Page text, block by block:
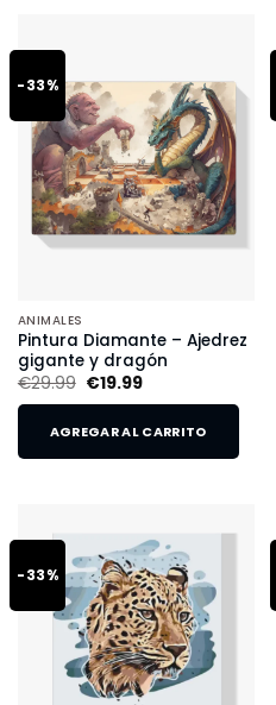
-33%
ANIMALES
Pintura Diamante – Ajedrez
gigante y dragón
€29.99 €19.99
AGREGAR AL CARRITO
-33%